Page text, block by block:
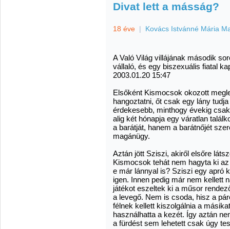
Divat lett a másság?
18 éve | Kovács Istvánné Mária
A Való Világ villájának második
vállaló, és egy biszexuális fiatal
2003.01.20 15:47
Elsőként Kismocsok okozott
hangoztatni, őt csak egy lány
érdekesebb, minthogy évekig
alig két hónapja egy váratlan
a barátját, hanem a barátnőjét
magánügy.
Aztán jött Sziszi, akiről elsőre
Kismocsok tehát nem hagyta ki
e már lánnyal is? Sziszi egy apró
igen. Innen pedig már nem kellett
játékot eszeltek ki a műsor
a levegő. Nem is csoda, hisz a
félnek kellett kiszolgálnia a
használhatta a kezét. Így aztán
a fürdést sem lehetett csak úgy